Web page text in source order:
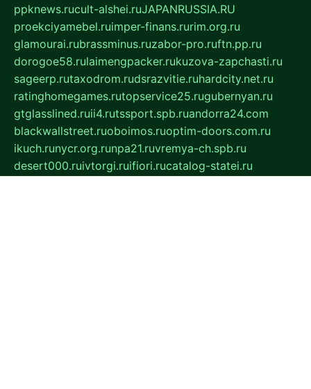
ppknews.rucult-alshei.ruJAPANRUSSIA.RU
proekciyamebel.ruimper-finans.rurim.org.ru
glamourai.rubrassminus.ruzabor-pro.ruftn.pp.ru
dorogoe58.rulaimengpacker.rukuzova-zapchasti.ru
sageerp.rutaxodrom.rudsrazvitie.ruhardcity.net.ru
ratinghomegames.rutopservice25.rugubernyan.ru
gtglasslined.ruii4.rutssport.spb.ruandorra24.com
blackwallstreet.ruoboimos.ruoptim-doors.com.ru
ikuch.runycr.org.runpa21.ruvremya-ch.spb.ru
desert000.ruivtorgi.ruifiori.rucatalog-statei.ru